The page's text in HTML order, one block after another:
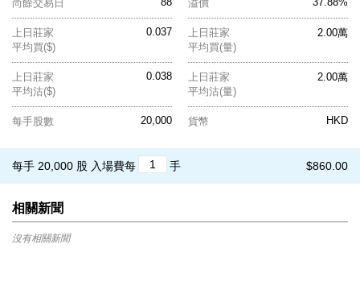
尚餘交易日 溢價
0.037
上日莊家
平均買($)
2.00萬
上日莊家
平均買(量)
0.038
上日莊家
平均沽($)
2.00萬
上日莊家
平均沽(量)
20,000
每手股數 HKD
貨幣
$860.00
每手 20,000 股 入場費每 手
相關新聞
沒有相關新聞